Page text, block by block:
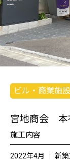
ビル・商業施
宮地商会 本
施工内容
2022年4月 │ 新築